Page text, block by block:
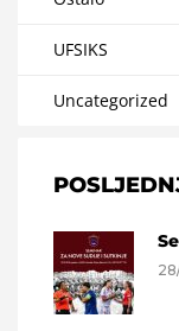
UFSIKS
Uncategorized